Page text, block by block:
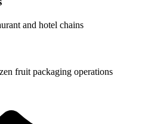
and hotel chains
fruit packaging operations